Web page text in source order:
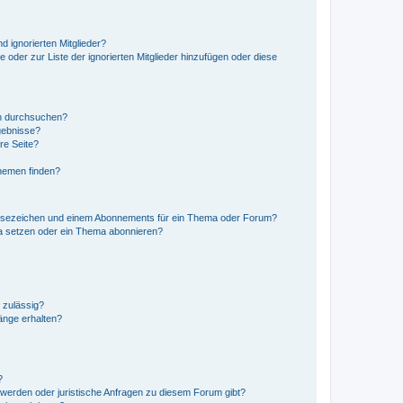
ignorierten Mitglieder?
oder zur Liste der ignorierten Mitglieder hinzufügen oder diese
durchsuchen?
Seite?
finden?
und einem Abonnements für ein Thema oder Forum?
setzen oder ein Thema abonnieren?
zulässig?
erhalten?
oder juristische Anfragen zu diesem Forum gibt?